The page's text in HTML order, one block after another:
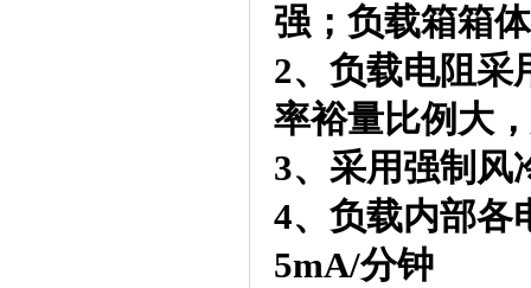
强；负载箱箱
2、负载电阻采
率裕量比例大
3、采用强制风
4、负载内部各
5mA/分钟